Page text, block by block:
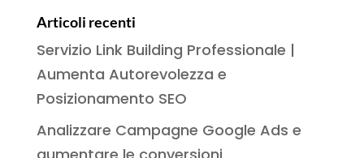
Articoli recenti
Servizio Link Building Professionale |
Aumenta Autorevolezza e
Posizionamento SEO
Analizzare Campagne Google Ads e